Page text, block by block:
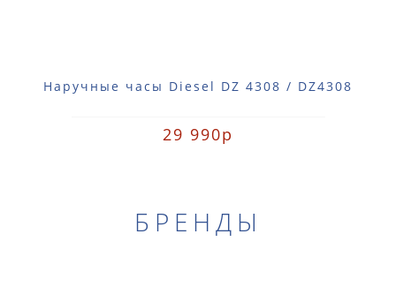
Наручные часы Diesel DZ 4308 / DZ4308
29 990р
БРЕНДЫ